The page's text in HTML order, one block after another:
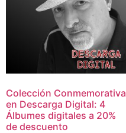
Colección Conmemorativa
en Descarga Digital: 4
Álbumes digitales a 20%
de descuento